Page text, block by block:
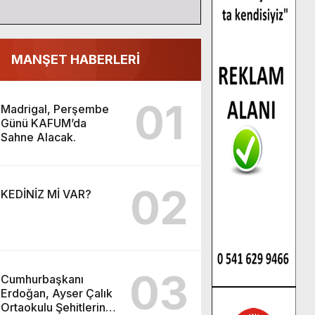
MANŞET HABERLERİ
Madrigal, Perşembe
Günü KAFUM’da
Sahne Alacak.
01
KEDİNİZ Mİ VAR? 02
Cumhurbaşkanı
Erdoğan, Ayser Çalık
Ortaokulu Şehitlerinin
03